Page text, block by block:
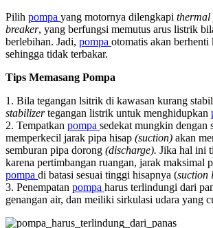
Pilih pompa yang motornya dilengkapi thermal
breaker, yang berfungsi memutus arus listrik
berlebihan. Jadi, pompa otomatis akan berhenti
sehingga tidak terbakar.
Tips Memasang Pompa
1. Bila tegangan lsitrik di kawasan kurang
stabilizertegangan listrik untuk menghidupkan
2. Tempatkan pompa sedekat mungkin dengan
memperkecil jarak pipa hisap (suction) akan
semburan pipa dorong (discharge). Jika hal ini
karena pertimbangan ruangan, jarak maksimal
pompa di batasi sesuai tinggi hisapnya (suction
3. Penempatan pompa harus terlindungi dari
genangan air, dan meiliki sirkulasi udara yang